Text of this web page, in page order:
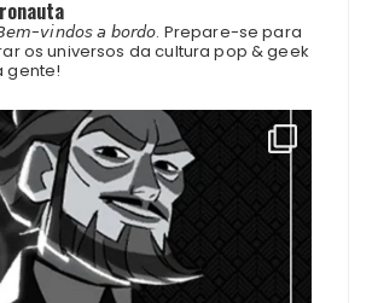
𝘷𝘪𝘯𝘥𝘰𝘴 𝘢 𝘣𝘰𝘳𝘥𝘰. Prepare-se para
os universos da cultura pop & geek
gente!